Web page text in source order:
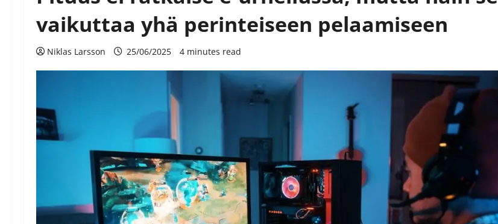
vaikuttaa yhä perinteiseen pelaamiseen
Niklas Larsson 25/06/2025 4 minutes read